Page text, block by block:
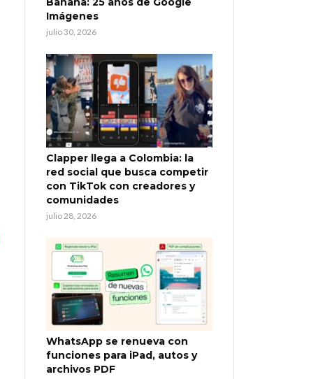
Imágenes
julio 30, 2026
Clapper llega a Colombia: la
red social que busca competir
con TikTok con creadores y
comunidades
julio 28, 2026
WhatsApp se renueva con
funciones para iPad, autos y
archivos PDF